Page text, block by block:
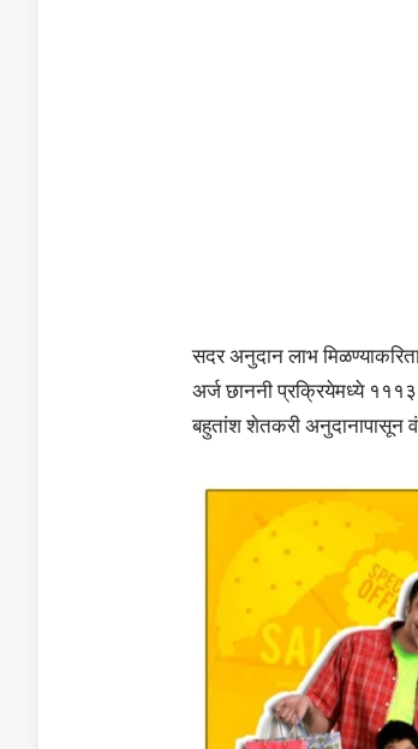
सदर अनुदान लाभ
अर्ज छाननी प्रक्रियेमध्ये
बहुतांश शेतकरी अनुदानापासून